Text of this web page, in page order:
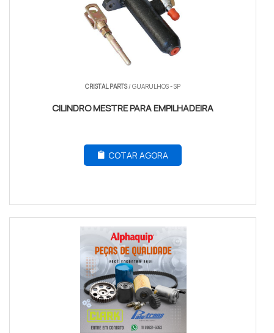
CRISTAL PARTS/ GUARULHOS - SP
CILINDRO MESTRE PARA EMPILHADEIRA
COTAR AGORA